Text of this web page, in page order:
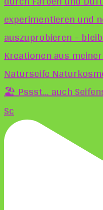
🏖️ Pssst... auch
Sc